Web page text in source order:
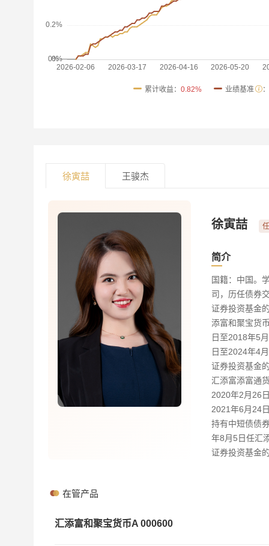
累计收益： 0.82% 业绩基准 ：
徐寅喆 王骏杰
徐寅喆
简介
国籍：中国。
司，历任债券
证券投资基金
添富和聚宝货
日至2018年5
日至2024年4
证券投资基金
汇添富添富通
2020年2月26
2021年6月24
持有中短债债
年8月5日任汇
证券投资基金
在管产品
汇添富和聚宝货币A 000600